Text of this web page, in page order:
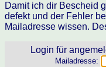
Damit ich dir Bescheid
defekt und der Fehler
Mailadresse wissen.
Login für
Mailadresse: